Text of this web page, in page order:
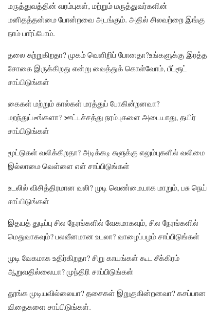
மருத்துவத்தின் வரம்புகள், மற்றும் மருத்துவர்களின்
மனிதத்தன்மை போன்றவை அடங்கும். அதில் சிலவற்றை இங்கு
நாம் பார்ப்போம்.
தலை சுற்றுகிறதா? முகம் வெளிறிப் போனதா?உங்களுக்கு இரத்த
சோகை இருக்கிறது என்று வைத்துக் கொள்வோம், பீட்ரூட்
சாப்பிடுங்கள்
கைகள் மற்றும் கால்கள் மரத்துப் போகின்றனவா?
மறந்துட்டீங்களா? ஊட்டச்சத்து நரம்புகளை அடையாது, தயிர்
சாப்பிடுங்கள்
மூட்டுகள் வலிக்கிறதா? அடிக்கடி சுளுக்கு எலும்புகளில் வலிமை
இல்லாமை வெள்ளை எள் சாப்பிடுங்கள்
உடலில் விசித்திரமான வலி? முடி வெண்மையாக மாறும், பசு நெய்
சாப்பிடுங்கள்
இதயத் துடிப்பு சில நேரங்களில் வேகமாகவும், சில நேரங்களில்
மெதுவாகவும்? பலவீனமான உடலா? வாழைப்பழம் சாப்பிடுங்கள்
முடி வேகமாக உதிர்கிறதா? சிறு காயங்கள் கூட சீக்கிரம்
ஆறுவதில்லையா? முந்திரி சாப்பிடுங்கள்
தூங்க முடியவில்லையா? தசைகள் இறுகுகின்றனவா? கசப்பான
விதைகளை சாப்பிடுங்கள்.